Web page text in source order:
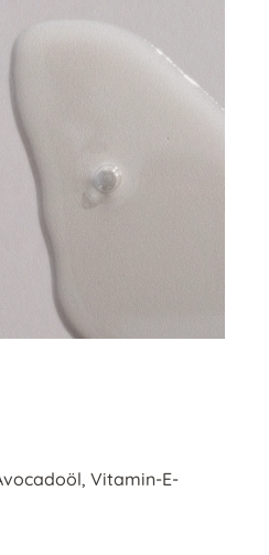
Vitamin-E-